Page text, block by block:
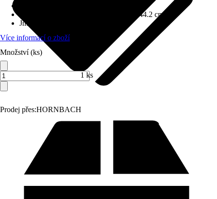
Prodej přes:HORNBACH
56 cm x 105 cm x 44.2 cm
Jmenovitý tepelný výkon
Více informací o zboží
Množství (ks)
1 ks